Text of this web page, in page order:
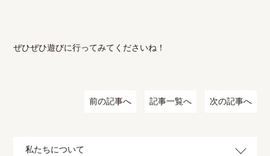
ぜひぜひ遊びに行ってみてくださいね！
前の記事へ 記事一覧へ 次の記事へ
私たちについて